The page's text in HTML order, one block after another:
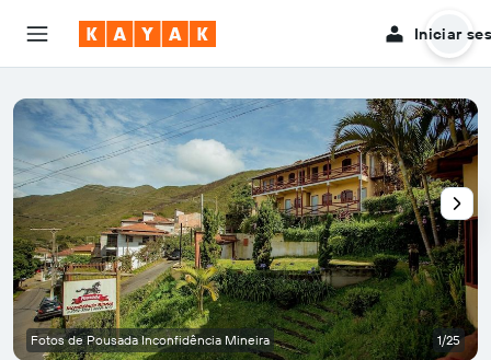
Iniciar
Fotos de Pousada Inconfidência Mineira 1/25